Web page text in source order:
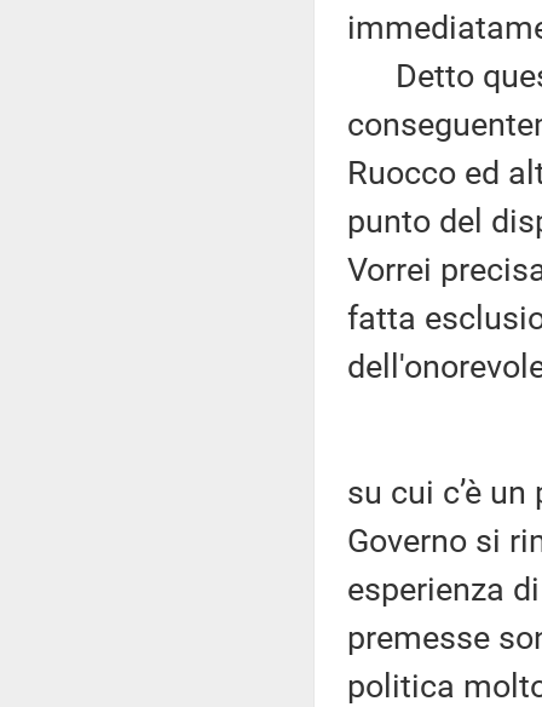
Detto
Ruocco ed
punto del
Vorrei
fatta
su cui c’è
Governo si
esperienza
premesse
politica